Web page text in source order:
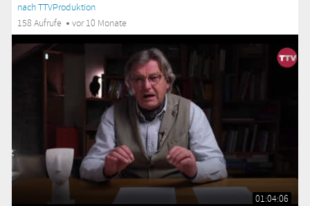
nach TTVProduktion
158 Aufrufe
vor 10 Monate
01:04:06